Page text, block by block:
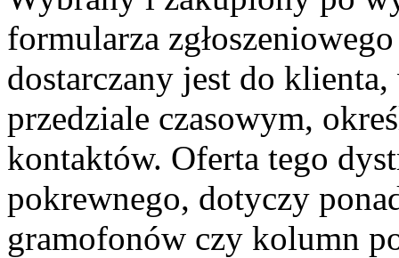
formularza
dostarczany jest do
przedziale czasowym,
kontaktów. Oferta tego
pokrewnego, dotyczy
gramofonów czy kolumn